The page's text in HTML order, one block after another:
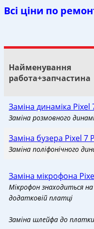
Всі ціни по
Найменування
работа+запчастина
Заміна динаміка Pixel
Заміна розмовного
Заміна бузера Pixel 7
Заміна поліфонічного
Заміна мікрофона
Мікрофон знаходиться
додатковій платці
Заміна шлейфа до